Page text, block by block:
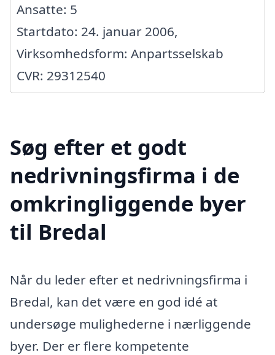
Ansatte: 5
Startdato: 24. januar 2006,
Virksomhedsform: Anpartsselskab
CVR: 29312540
Søg efter et godt
nedrivningsfirma i de
omkringliggende byer
til Bredal
Når du leder efter et nedrivningsfirma i
Bredal, kan det være en god idé at
undersøge mulighederne i nærliggende
byer. Der er flere kompetente